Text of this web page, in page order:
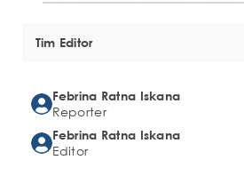
Tim Editor
Febrina Ratna Iskana
Reporter
Febrina Ratna Iskana
Editor